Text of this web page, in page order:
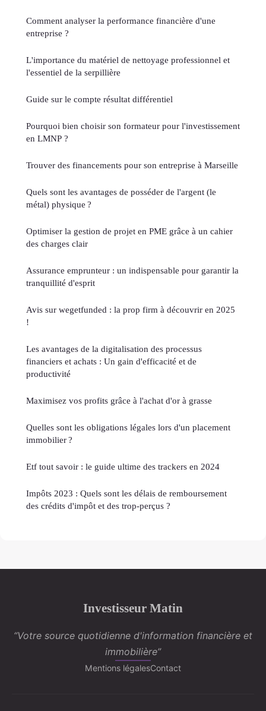
Comment analyser la performance financière d'une
entreprise ?
L'importance du matériel de nettoyage professionnel et
l'essentiel de la serpillière
Guide sur le compte résultat différentiel
Pourquoi bien choisir son formateur pour l'investissement
en LMNP ?
Trouver des financements pour son entreprise à Marseille
Quels sont les avantages de posséder de l'argent (le
métal) physique ?
Optimiser la gestion de projet en PME grâce à un cahier
des charges clair
Assurance emprunteur : un indispensable pour garantir la
tranquillité d'esprit
Avis sur wegetfunded : la prop firm à découvrir en 2025
!
Les avantages de la digitalisation des processus
financiers et achats : Un gain d'efficacité et de
productivité
Maximisez vos profits grâce à l'achat d'or à grasse
Quelles sont les obligations légales lors d'un placement
immobilier ?
Etf tout savoir : le guide ultime des trackers en 2024
Impôts 2023 : Quels sont les délais de remboursement
des crédits d'impôt et des trop-perçus ?
Investisseur Matin
“Votre source quotidienne d'information financière et
immobilière”
Mentions légalesContact